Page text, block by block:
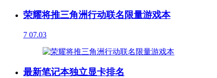
荣耀将推三角洲行动联名限量游戏本
7 07.03
最新笔记本独立显卡排名